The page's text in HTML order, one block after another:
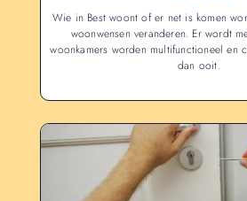
Wie in Best woont of er net is komen
woonwensen veranderen. Er wordt
woonkamers worden multifunctioneel en
dan ooit.